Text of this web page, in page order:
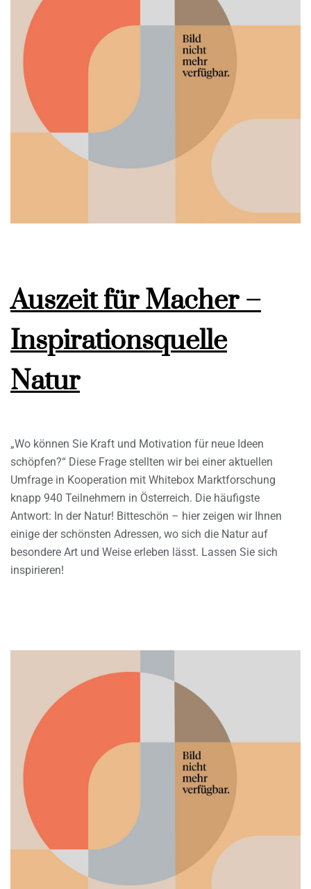
Auszeit für Macher –
Inspirationsquelle
Natur
„Wo können Sie Kraft und Motivation für neue Ideen
schöpfen?“ Diese Frage stellten wir bei einer aktuellen
Umfrage in Kooperation mit Whitebox Marktforschung
knapp 940 Teilnehmern in Österreich. Die häufigste
Antwort: In der Natur! Bitteschön – hier zeigen wir Ihnen
einige der schönsten Adressen, wo sich die Natur auf
besondere Art und Weise erleben lässt. Lassen Sie sich
inspirieren!